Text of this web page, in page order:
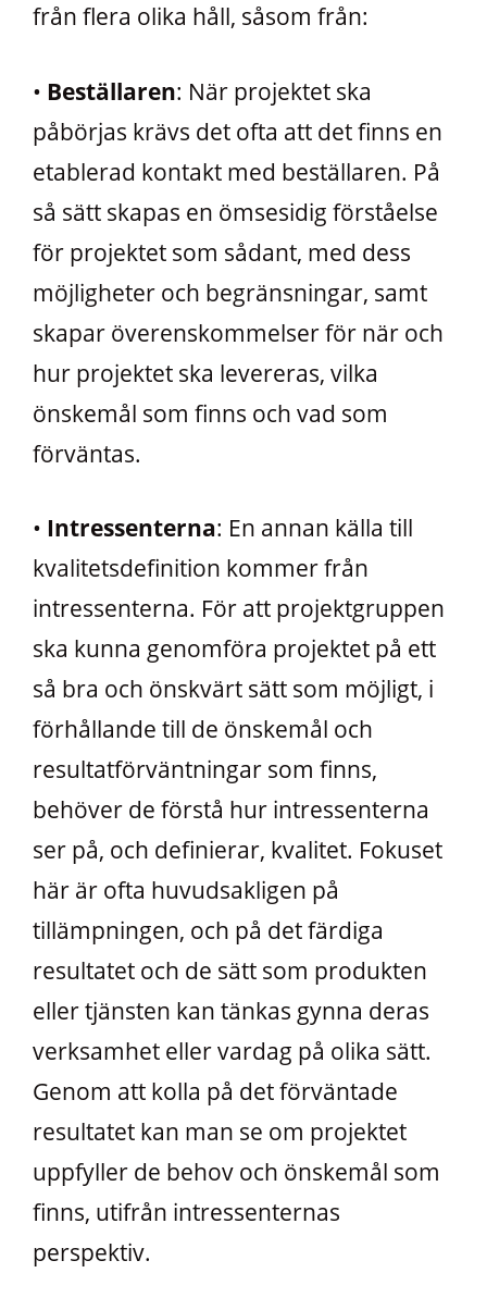
från flera olika håll, såsom från:
• Beställaren: När projektet ska
påbörjas krävs det ofta att det finns en
etablerad kontakt med beställaren. På
så sätt skapas en ömsesidig förståelse
för projektet som sådant, med dess
möjligheter och begränsningar, samt
skapar överenskommelser för när och
hur projektet ska levereras, vilka
önskemål som finns och vad som
förväntas.
• Intressenterna: En annan källa till
kvalitetsdefinition kommer från
intressenterna. För att projektgruppen
ska kunna genomföra projektet på ett
så bra och önskvärt sätt som möjligt, i
förhållande till de önskemål och
resultatförväntningar som finns,
behöver de förstå hur intressenterna
ser på, och definierar, kvalitet. Fokuset
här är ofta huvudsakligen på
tillämpningen, och på det färdiga
resultatet och de sätt som produkten
eller tjänsten kan tänkas gynna deras
verksamhet eller vardag på olika sätt.
Genom att kolla på det förväntade
resultatet kan man se om projektet
uppfyller de behov och önskemål som
finns, utifrån intressenternas
perspektiv.